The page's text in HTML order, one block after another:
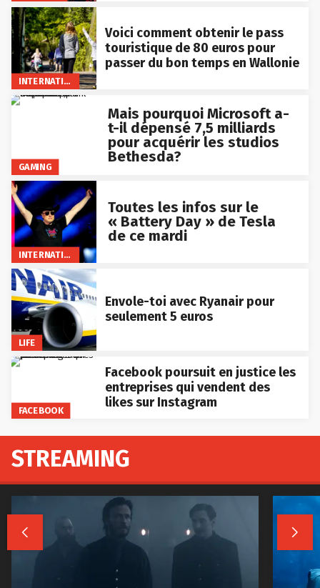
Voici comment obtenir le pass
touristique de 80 euros pour
passer du bon temps en Wallonie
GAMING
Mais pourquoi Microsoft a-
t-il dépensé 7,5 milliards
pour acquérir les studios
Bethesda?
Toutes les infos sur le
« Battery Day » de Tesla
de ce mardi
LIFE
Envole-toi avec Ryanair pour
seulement 5 euros
FACEBOOK
Facebook poursuit en justice les
entreprises qui vendent des
likes sur Instagram
STREAMING
 